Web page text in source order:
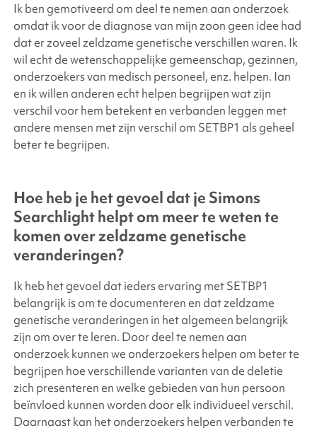
Ik ben gemotiveerd om deel te nemen aan onderzoek
omdat ik voor de diagnose van mijn zoon geen idee had
dat er zoveel zeldzame genetische verschillen waren. Ik
wil echt de wetenschappelijke gemeenschap, gezinnen,
onderzoekers van medisch personeel, enz. helpen. Ian
en ik willen anderen echt helpen begrijpen wat zijn
verschil voor hem betekent en verbanden leggen met
andere mensen met zijn verschil om SETBP1 als geheel
beter te begrijpen.
Hoe heb je het gevoel dat je Simons
Searchlighthelpt om meer te weten te
komen over zeldzame genetische
veranderingen?
Ik heb het gevoel dat ieders ervaring met SETBP1
belangrijk is om te documenteren en dat zeldzame
genetische veranderingen in het algemeen belangrijk
zijn om over te leren. Door deel te nemen aan
onderzoek kunnen we onderzoekers helpen om beter te
begrijpen hoe verschillende varianten van de deletie
zich presenteren en welke gebieden van hun persoon
beïnvloed kunnen worden door elk individueel verschil.
Daarnaast kan het onderzoekers helpen verbanden te